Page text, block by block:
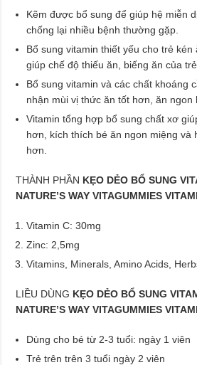
Kẽm được bổ sung để giúp hệ miễn
chống lại nhiều bệnh thường gặp.
Bổ sung vitamin thiết yếu cho trẻ
giúp chế độ thiếu ăn, biếng ăn của trẻ.
Bổ sung vitamin và các chất khoáng
nhận mùi vị thức ăn tốt hơn, ăn ngon
Vitamin tổng hợp bổ sung chất xơ
hơn, kích thích bé ăn ngon miệng và
hơn.
THÀNH PHẦN KẸO DẺO BỔ SUNG
NATURE’S WAY VITAGUMMIES
Vitamin C: 30mg
Zinc: 2,5mg
Vitamins, Minerals, Amino Acids,
LIỀU DÙNG KẸO DẺO BỔ SUNG
NATURE’S WAY VITAGUMMIES
Dùng cho bé từ 2-3 tuổi: ngày 1 viên
Trẻ trên trên 3 tuổi ngày 2 viên